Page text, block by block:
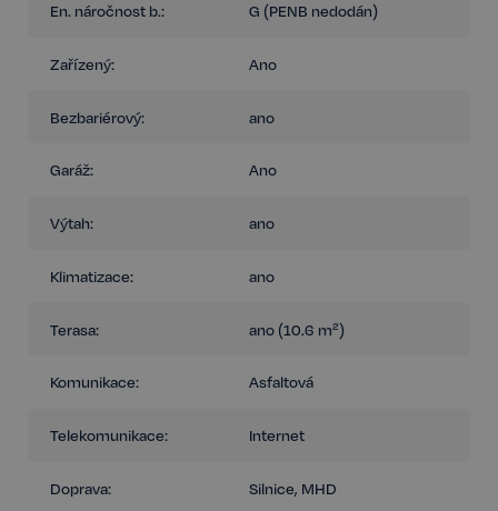
En. náročnost b.: G (PENB nedodán)
Zařízený: Ano
Bezbariérový: ano
Garáž: Ano
Výtah: ano
Klimatizace: ano
Terasa: ano (10.6 m²)
Komunikace: Asfaltová
Telekomunikace: Internet
Doprava: Silnice, MHD